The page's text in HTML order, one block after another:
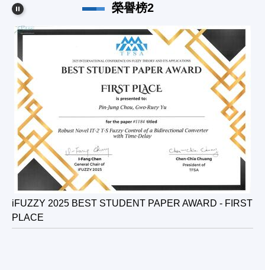
榮譽榜2
iFUZZY 2025 BEST STUDENT PAPER AWARD - FIRST
PLACE